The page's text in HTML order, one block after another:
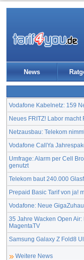
News
Vodafone Kabelnetz: 159
Neues FRITZ! Labor macht
Netzausbau: Telekom
Vodafone CallYa
Umfrage: Alarm per Cell
genutzt
Telekom baut 240.000
Prepaid Basic Tarif von ja!
Vodafone: Neue
35 Jahre Wacken Open
MagentaTV
Samsung Galaxy Z Fold8
Weitere News